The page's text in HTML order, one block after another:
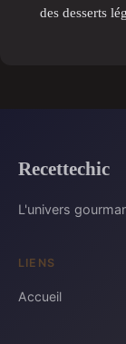
des desserts
Recettechic
L'univers
LIENS
Accueil